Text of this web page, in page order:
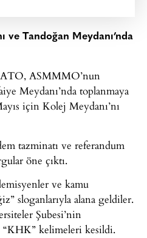
ve Tandoğan Meydanı’nda
ASMMMO’nun
Meydanı’nda toplanmaya
için Kolej Meydanı’nı
tazminatı ve referandum
öne çıktı.
ve kamu
sloganlarıyla alana geldiler.
Şubesi’nin
“KHK” kelimeleri kesildi.